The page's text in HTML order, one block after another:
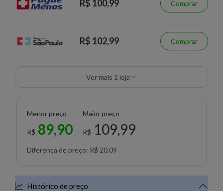
R$ 100,99 Comprar
R$ 102,99 Comprar
Ver mais 1 loja
Menor preço
R$ 89,90
Maior preço
R$ 109,99
Diferença de preço: R$ 20,09
Histórico de preço